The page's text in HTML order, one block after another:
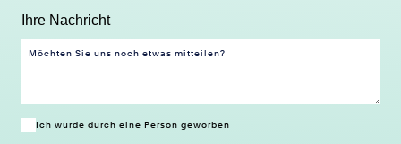
Ihre Nachricht
Ich wurde durch eine Person geworben